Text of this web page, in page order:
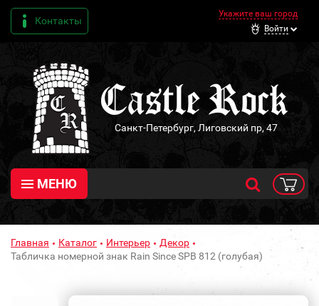
Контакты
Укажите ваш город
Войти
Санкт-Петербург, Лиговский пр, 47
МЕНЮ
Главная Каталог Интерьер
Декор
Табличка номерной знак Rain Since SPB 812 (голубая)